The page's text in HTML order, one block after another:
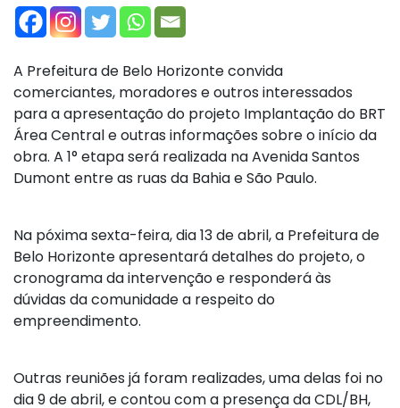
A Prefeitura de Belo Horizonte convida
comerciantes, moradores e outros interessados
para a apresentação do projeto Implantação do BRT
Área Central e outras informações sobre o início da
obra. A 1° etapa será realizada na Avenida Santos
Dumont entre as ruas da Bahia e São Paulo.
Na póxima sexta-feira, dia 13 de abril, a Prefeitura de
Belo Horizonte apresentará detalhes do projeto, o
cronograma da intervenção e responderá às
dúvidas da comunidade a respeito do
empreendimento.
Outras reuniões já foram realizades, uma delas foi no
dia 9 de abril, e contou com a presença da CDL/BH,